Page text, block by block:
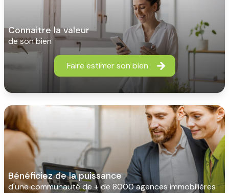
connaitre la valeur
de son bien
Faire estimer son bien
bénéficiez de la puissance
d'une communauté de + de 8000 agences immobilières